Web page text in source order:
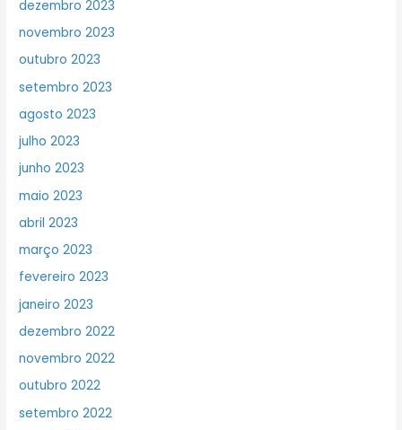
dezembro 2023
novembro 2023
outubro 2023
setembro 2023
agosto 2023
julho 2023
junho 2023
maio 2023
abril 2023
março 2023
fevereiro 2023
janeiro 2023
dezembro 2022
novembro 2022
outubro 2022
setembro 2022